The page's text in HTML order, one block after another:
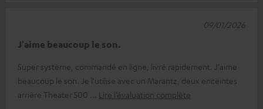
J'aime beaucoup le son.
Super système, commandé en ligne, livré rapidement. J'aime
beaucoup le son. Je l'utilise avec un Marantz, deux enceintes
arrière Theater 500
Lire l’évaluation complète
09/01/2026